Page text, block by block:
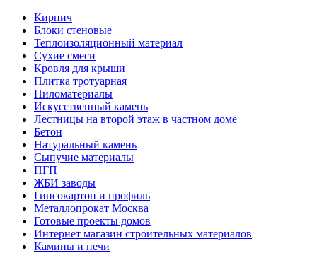
Кирпич
Блоки стеновые
Теплоизоляционный материал
Сухие смеси
Кровля для крыши
Плитка тротуарная
Пиломатериалы
Искусственный камень
Лестницы на второй этаж в частном доме
Бетон
Натуральный камень
Сыпучие материалы
ПГП
ЖБИ заводы
Гипсокартон и профиль
Металлопрокат Москва
Готовые проекты домов
Интернет магазин строительных материалов
Камины и печи